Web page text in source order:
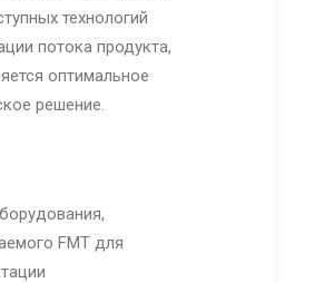
технологий
потока продукта,
оптимальное
решение.
FMT для